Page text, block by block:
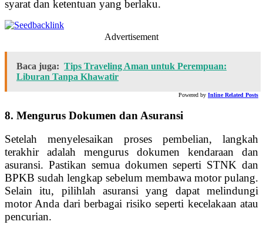
syarat dan ketentuan yang berlaku.
Advertisement
Baca juga: Tips Traveling Aman untuk Perempuan:
Liburan Tanpa Khawatir
Powered by Inline Related Posts
8. Mengurus Dokumen dan Asuransi
Setelah menyelesaikan proses pembelian, langkah
terakhir adalah mengurus dokumen kendaraan dan
asuransi. Pastikan semua dokumen seperti STNK dan
BPKB sudah lengkap sebelum membawa motor pulang.
Selain itu, pilihlah asuransi yang dapat melindungi
motor Anda dari berbagai risiko seperti kecelakaan atau
pencurian.